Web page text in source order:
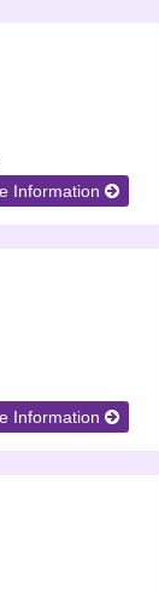
Information
Information